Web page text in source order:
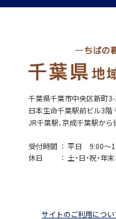
千葉県千葉市中央区新町
日本生命千葉駅前ビル3階
JR千葉駅、京成千葉駅から
受付時間
平日 9:00～
休日
土・日・祝・年
サイトのご利用につい